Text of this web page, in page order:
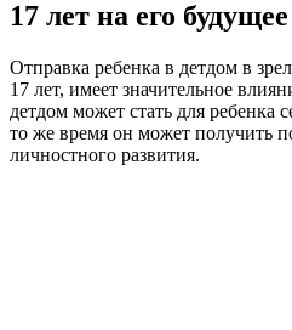
17 лет на его будущее
Отправка ребенка в детдом в
17 лет, имеет значительное
детдом может стать для ребенка
то же время он может получить
личностного развития.